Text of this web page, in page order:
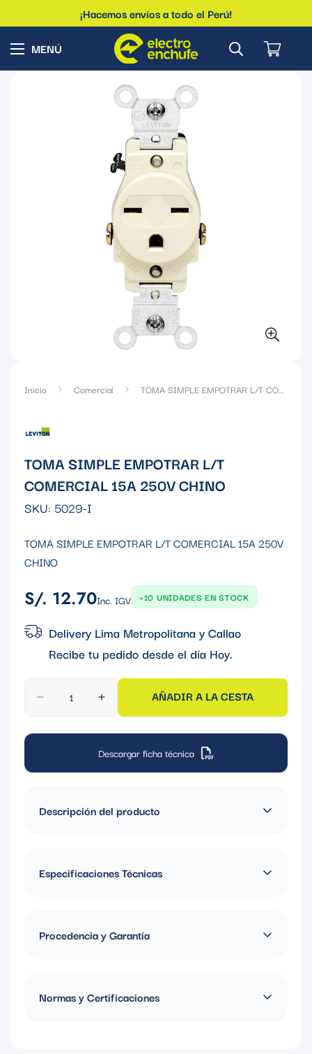
¡Hacemos envíos a todo el Perú!
Inicio Comercial TOMA SIMPLE EMPOTRAR L/T COMERCIAL 15A 250V CHINO
TOMA SIMPLE EMPOTRAR L/T
COMERCIAL 15A 250V CHINO
SKU: 5029-I
TOMA SIMPLE EMPOTRAR L/T COMERCIAL 15A 250V
CHINO
Precio
S/. 12.70Inc. IGV +10 UNIDADES EN STOCK
Delivery Lima Metropolitana y Callao
Recibe tu pedido desde el día Hoy.
AÑADIR A LA CESTA
Descargar ficha técnica
Descripción del producto
CHINO
Especificaciones Técnicas
Color: Marfil
Procedencia y Garantía
Normas y Certificaciones